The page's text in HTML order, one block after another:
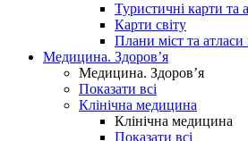
Туристичні карти та
Карти світу
Плани міст та атласи
Медицина. Здоров’я
Медицина. Здоров’я
Показати всі
Клінічна медицина
Клінічна медицина
Показати всі